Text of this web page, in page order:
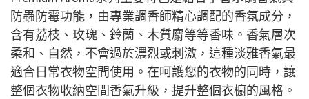
防蟲防霉功能，由專業調香師精心調配的香氛成分，
含有荔枝、玫瑰、鈴蘭、木質麝等等香味。香氣層次
柔和、自然，不會過於濃烈或刺激，這種淡雅香氣最
適合日常衣物空間使用。在呵護您的衣物的同時，讓
整個衣物收納空間香氣升級，提升整個衣櫥的風格。